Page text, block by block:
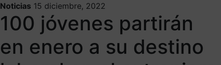
Noticias 15 diciembre, 2022
100 jóvenes partirán
en enero a su destino